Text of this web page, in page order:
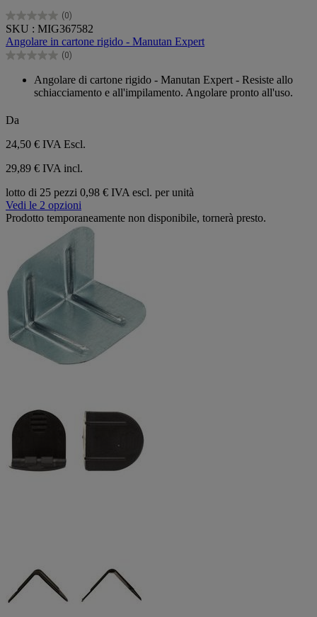
(0)
0.0
su
5
stelle.
SKU : MIG367582
Angolare in cartone rigido - Manutan Expert
(0)
0.0
Angolare di cartone rigido - Manutan Expert - Resiste allo
schiacciamento e all'impilamento. Angolare pronto all'uso.
Da
24,50 € IVA Escl.
29,89 € IVA incl.
lotto di 25 pezzi 0,98 € IVA escl. per unità
Vedi le 2 opzioni
Prodotto temporaneamente non disponibile, tornerà presto.